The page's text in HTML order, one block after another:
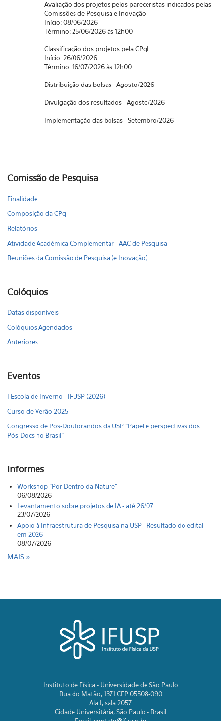
Avaliação dos projetos pelos pareceristas indicados pelas
Comissões de Pesquisa e Inovação
Início: 08/06/2026
Término: 25/06/2026 às 12h00
Classificação dos projetos pela CPqI
Início: 26/06/2026
Término: 16/07/2026 às 12h00
Distribuição das bolsas - Agosto/2026
Divulgação dos resultados - Agosto/2026
Implementação das bolsas - Setembro/2026
Comissão de Pesquisa
Finalidade
Composição da CPq
Relatórios
Atividade Acadêmica Complementar - AAC de Pesquisa
Reuniões da Comissão de Pesquisa (e Inovação)
Colóquios
Datas disponíveis
Colóquios Agendados
Anteriores
Eventos
I Escola de Inverno - IFUSP (2026)
Curso de Verão 2025
Congresso de Pós-Doutorandos da USP “Papel e perspectivas dos
Pós-Docs no Brasil"
Informes
Workshop "Por Dentro da Nature"
06/08/2026
Levantamento sobre projetos de IA - até 26/07
23/07/2026
Apoio à Infraestrutura de Pesquisa na USP - Resultado do edital
em 2026
08/07/2026
MAIS
Instituto de Física - Universidade de São Paulo
Rua do Matão, 1371 CEP 05508-090
Ala I, sala 2057
Cidade Universitária, São Paulo - Brasil